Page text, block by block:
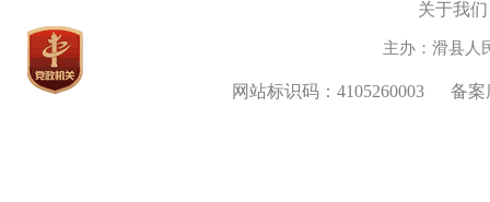
关于我们
主办：滑县人
网站标识码：4105260003 备案